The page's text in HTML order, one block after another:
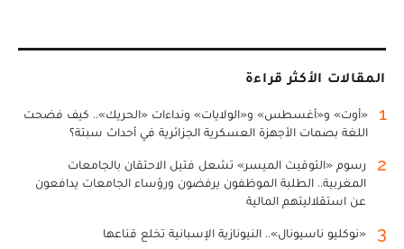
المقالات الأكثر قراءة
1
«أوت» و«أغسطس» و«الولايات» ونداءات «الحريك».. كيف فضحت
اللغة بصمات الأجهزة العسكرية الجزائرية في أحداث سبتة؟
2
رسوم «التوقيت الميسر» تشعل فتيل الاحتقان بالجامعات
المغربية.. الطلبة الموظفون يرفضون ورؤساء الجامعات يدافعون
عن استقلاليتهم المالية
3 «نوكليو ناسيونال».. النيونازية الإسبانية تخلع قناعها